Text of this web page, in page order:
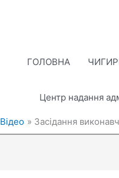
ГОЛОВНА
Центр надання
Відео Засідання